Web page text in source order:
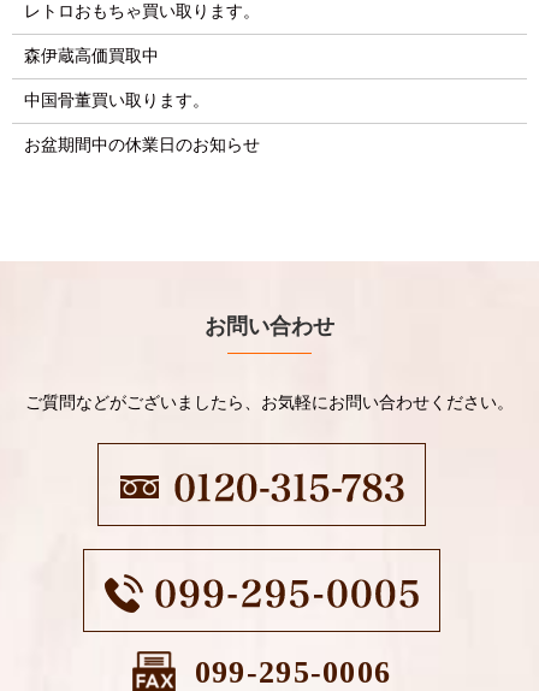
レトロおもちゃ買い取ります。
森伊蔵高価買取中
中国骨董買い取ります。
お盆期間中の休業日のお知らせ
お問い合わせ
ご質問などがございましたら、お気軽にお問い合わせください。
099-295-0006